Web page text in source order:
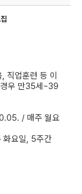
직업훈련 등 이
우 만35세~39
/ 매주 월요
요일, 5주간